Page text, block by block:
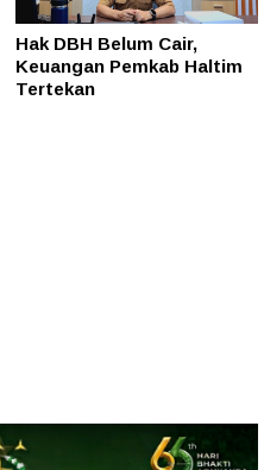
Hak DBH Belum Cair,
Keuangan Pemkab Haltim
Tertekan